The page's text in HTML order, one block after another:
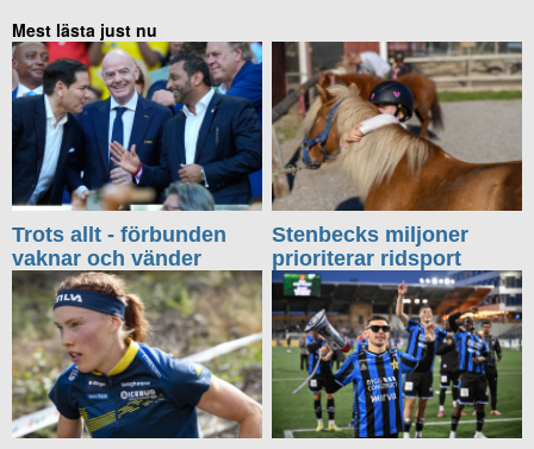
Mest lästa just nu
Trots allt - förbunden
vaknar och vänder
Stenbecks miljoner
prioriterar ridsport